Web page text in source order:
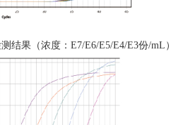
结果（浓度：E7/E6/E5/E4/E3份/mL）